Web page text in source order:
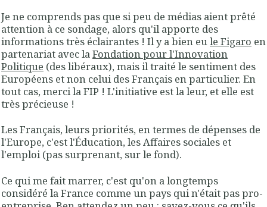
Je ne comprends pas que si peu de médias aient prêté
attention à ce sondage, alors qu'il apporte des
informations très éclairantes ! Il y a bien eule Figaro en
partenariat avec laFondation pour l'Innovation
Politique (des libéraux), mais il traité le sentiment des
Européens et non celui des Français en particulier. En
tout cas, merci la FIP ! L'initiative est la leur, et elle est
très précieuse !
Les Français, leurs priorités, en termes de dépenses de
l'Europe, c'est l'Éducation, les Affaires sociales et
l'emploi (pas surprenant, sur le fond).
Ce qui me fait marrer, c'est qu'on a longtemps
considéré la France comme un pays qui n'était pas pro-